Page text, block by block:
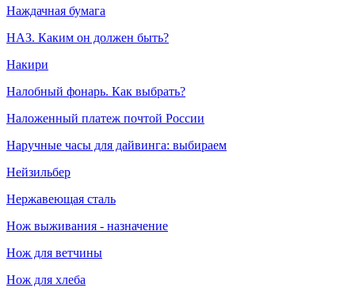
Наждачная бумага
НАЗ. Каким он должен быть?
Накири
Налобный фонарь. Как выбрать?
Наложенный платеж почтой России
Наручные часы для дайвинга: выбираем
Нейзильбер
Нержавеющая сталь
Нож выживания - назначение
Нож для ветчины
Нож для хлеба